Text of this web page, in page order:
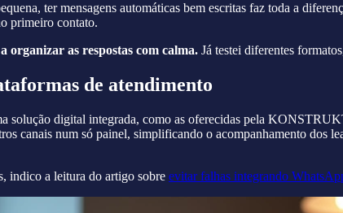
ter mensagens automáticas bem escritas faz toda a
primeiro contato.
organizar as respostas com calma. Já testei diferentes
de atendimento
solução digital integrada, como as oferecidas pela
canais num só painel, simplificando o acompanhamento dos
indico a leitura do artigo sobre evitar falhas integrando